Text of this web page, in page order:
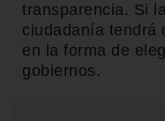
transparencia. Si
ciudadanía tendrá
en la forma de
gobiernos.